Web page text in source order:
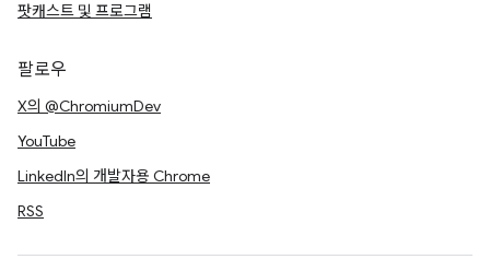
팟캐스트 및 프로그램
팔로우
X의 @ChromiumDev
YouTube
LinkedIn의 개발자용 Chrome
RSS